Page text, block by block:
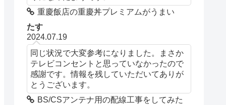
重慶飯店の重慶丼プレミアムがうまい
たす
2024.07.19
同じ状況で大変参考になりました。まさか
テレビコンセントと思っていなかったので
感謝です。情報を残していただいてありが
とうございます。
BS/CSアンテナ用の配線工事をしてみた